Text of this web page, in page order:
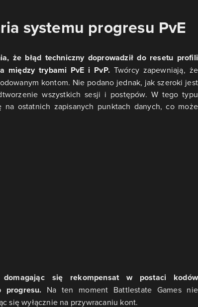
systemu progresu PvE
że błąd techniczny doprowadził do resetu profili
między trybami PvE i PvP. Twórcy zapewniają, że
kontom. Nie podano jednak, jak szeroki jest
wszystkich sesji i postępów. W tego typu
ostatnich zapisanych punktach danych, co może
domagając się rekompensat w postaci kodów
progresu. Na ten moment Battlestate Games nie
się wyłącznie na przywracaniu kont.